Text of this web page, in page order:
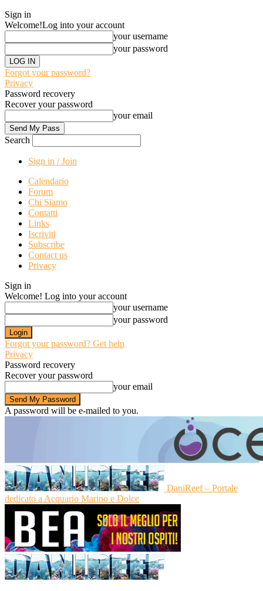
Sign in
Welcome!Log into your account
your username
your password
Forgot your password?
Privacy
Password recovery
Recover your password
your email
Search
Sign in / Join
Calendario
Forum
Chi Siamo
Contatti
Links
Iscriviti
Subscribe
Contact us
Privacy
Sign in
Welcome! Log into your account
your username
your password
Forgot your password? Get help
Privacy
Password recovery
Recover your password
your email
A password will be e-mailed to you.
DaniReef – Portale
dedicato a Acquario Marino e Dolce